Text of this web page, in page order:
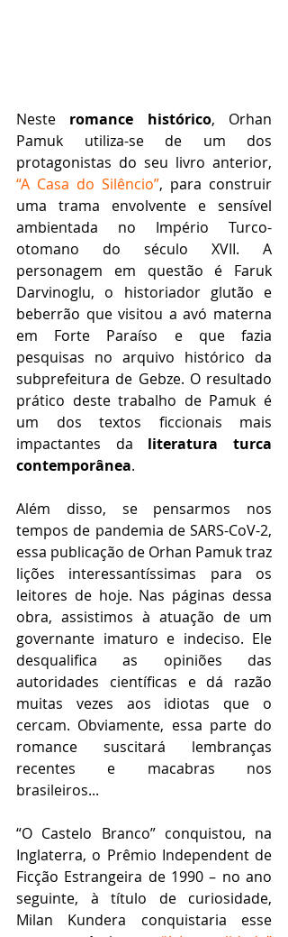
Neste romance histórico, Orhan
Pamuk utiliza-se de um dos
“A Casa do Silêncio”, para construir
uma trama envolvente e sensível
ambientada no Império Turco-
otomano do século XVII. A
personagem em questão é Faruk
Darvinoglu, o historiador glutão e
beberrão que visitou a avó materna
em Forte Paraíso e que fazia
pesquisas no arquivo histórico da
subprefeitura de Gebze. O resultado
prático deste trabalho de Pamuk é
um dos textos ficcionais mais
impactantes da literatura turca
contemporânea.
Além disso, se pensarmos nos
tempos de pandemia de SARS-CoV-2,
essa publicação de Orhan Pamuk traz
lições interessantíssimas para os
leitores de hoje. Nas páginas dessa
obra, assistimos à atuação de um
governante imaturo e indeciso. Ele
desqualifica as opiniões das
autoridades científicas e dá razão
muitas vezes aos idiotas que o
cercam. Obviamente, essa parte do
romance suscitará lembranças
recentes e macabras nos
brasileiros...
“O Castelo Branco” conquistou, na
Inglaterra, o Prêmio Independent de
Ficção Estrangeira de 1990 – no ano
seguinte, à título de curiosidade,
Milan Kundera conquistaria esse